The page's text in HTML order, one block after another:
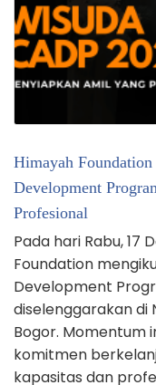
Himayah
Development
Profesional
Pada hari Rabu, 17
Foundation
Development
diselenggarakan di
Bogor. Momentum
komitmen
kapasitas dan